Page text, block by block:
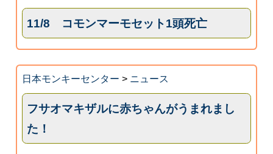
11/8 コモンマーモセット1頭死亡
日本モンキーセンター > ニュース
フサオマキザルに赤ちゃんがうまれまし
た！